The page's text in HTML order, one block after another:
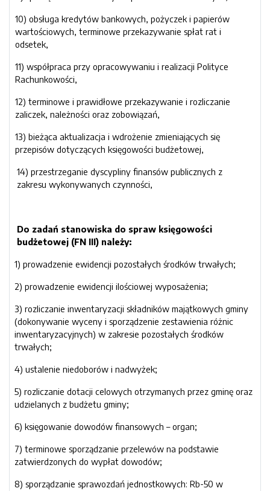
10) obsługa kredytów bankowych, pożyczek i papierów
wartościowych, terminowe przekazywanie spłat rat i
odsetek,
11) współpraca przy opracowywaniu i realizacji Polityce
Rachunkowości,
12) terminowe i prawidłowe przekazywanie i rozliczanie
zaliczek, należności oraz zobowiązań,
13) bieżąca aktualizacja i wdrożenie zmieniających się
przepisów dotyczących księgowości budżetowej,
14) przestrzeganie dyscypliny finansów publicznych z
zakresu wykonywanych czynności,
Do zadań stanowiska do spraw księgowości
budżetowej (FN III) należy:
1) prowadzenie ewidencji pozostałych środków trwałych;
2) prowadzenie ewidencji ilościowej wyposażenia;
3) rozliczanie inwentaryzacji składników majątkowych gminy
(dokonywanie wyceny i sporządzenie zestawienia różnic
inwentaryzacyjnych) w zakresie pozostałych środków
trwałych;
4) ustalenie niedoborów i nadwyżek;
5) rozliczanie dotacji celowych otrzymanych przez gminę oraz
udzielanych z budżetu gminy;
6) księgowanie dowodów finansowych – organ;
7) terminowe sporządzanie przelewów na podstawie
zatwierdzonych do wypłat dowodów;
8) sporządzanie sprawozdań jednostkowych: Rb-50 w